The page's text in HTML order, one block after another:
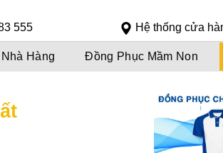
555 Hệ thống cửa
Hàng Đồng Phục Mầm Non